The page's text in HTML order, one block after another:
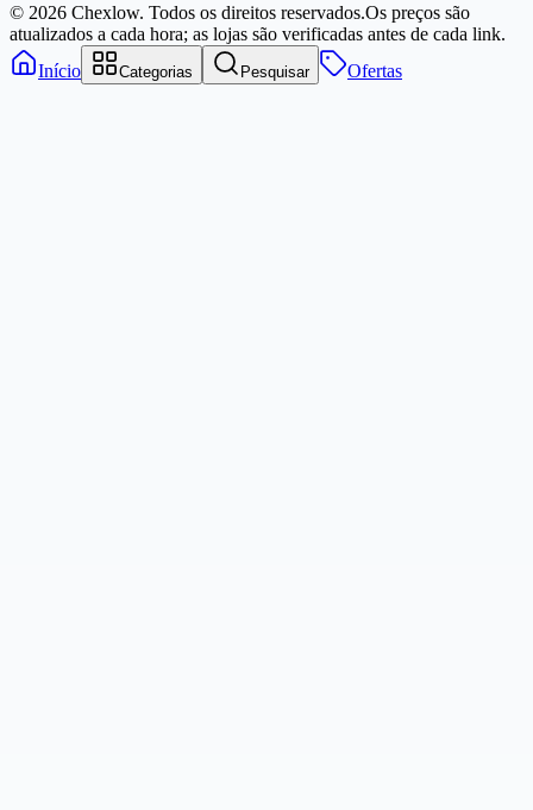
© 2026 Chexlow. Todos os direitos reservados.Os preços são
atualizados a cada hora; as lojas são verificadas antes de cada link.
Início
Categorias Pesquisar Ofertas